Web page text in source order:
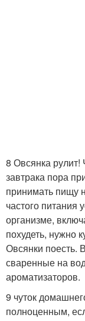
8 Овсянка рулит!
завтрака пора
принимать пищу
частого питания
организме,
похудеть, нужно
Овсянки поесть.
сваренные на
ароматизаторов.
9 чуток
полноценным,